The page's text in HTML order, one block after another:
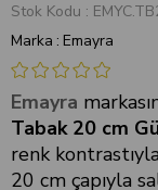
Stok Kodu
Marka : Emayra
Emayra
Tabak 20 cm
renk
20 cm çapıyla